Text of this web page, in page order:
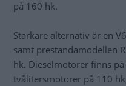
på 160 hk.
Starkare alternativ är en
samt prestandamodellen
hk. Dieselmotorer finns
tvålitersmotorer på 110